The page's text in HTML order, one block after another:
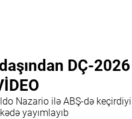
DÇ-
Nazario ilə ABŞ-də keçirdiyi
yayımlayıb